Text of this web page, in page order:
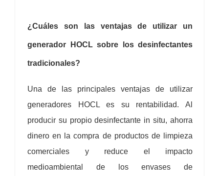
¿Cuáles son las ventajas de utilizar un
generador HOCL sobre los desinfectantes
tradicionales?
Una de las principales ventajas de utilizar
generadores HOCL es su rentabilidad. Al
producir su propio desinfectante in situ, ahorra
dinero en la compra de productos de limpieza
comerciales y reduce el impacto
medioambiental de los envases de